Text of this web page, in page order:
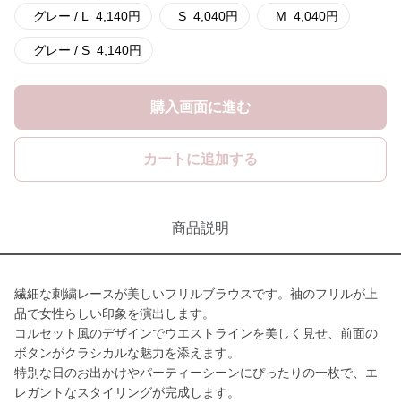
グレー / L 4,140円 S 4,040円 M 4,040円
グレー / S 4,140円
購入画面に進む
カートに追加する
商品説明
繊細な刺繍レースが美しいフリルブラウスです。袖のフリルが上
品で女性らしい印象を演出します。
コルセット風のデザインでウエストラインを美しく見せ、前面の
ボタンがクラシカルな魅力を添えます。
特別な日のお出かけやパーティーシーンにぴったりの一枚で、エ
レガントなスタイリングが完成します。